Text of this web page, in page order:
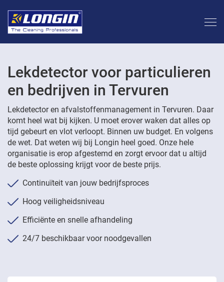
Lekdetector voor particulieren
en bedrijven in Tervuren
Lekdetector en afvalstoffenmanagement in Tervuren. Daar
komt heel wat bij kijken. U moet erover waken dat alles op
tijd gebeurt en vlot verloopt. Binnen uw budget. En volgens
de wet. Dat weten wij bij Longin heel goed. Onze hele
organisatie is erop afgestemd en zorgt ervoor dat u altijd
de beste oplossing krijgt voor de beste prijs.
Continuïteit van jouw bedrijfsproces
Hoog veiligheidsniveau
Efficiënte en snelle afhandeling
24/7 beschikbaar voor noodgevallen